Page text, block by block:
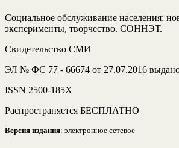
Социальное обслуживание населения:
эксперименты, творчество. СОННЭТ.
Свидетельство СМИ
ЭЛ № ФС 77 - 66674 от 27.07.2016
ISSN 2500-185Х
Распространяется БЕСПЛАТНО
Версия издания: электронное сетевое